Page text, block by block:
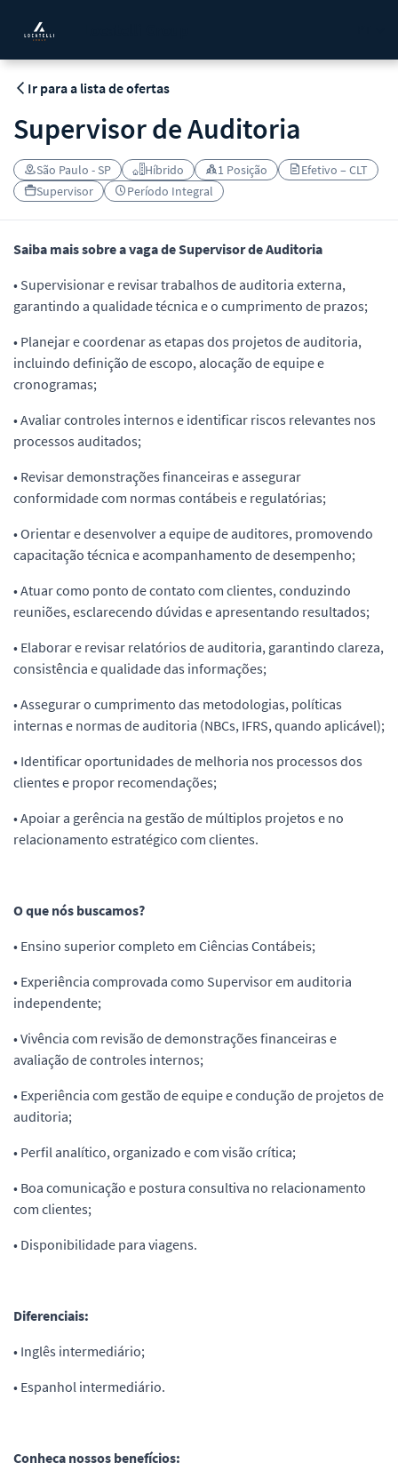
Ir para a lista de ofertas
Supervisor de Auditoria
São Paulo - SP Híbrido 1 Posição
Efetivo – CLT
Supervisor
Período Integral
Saiba mais sobre a vaga de Supervisor de Auditoria
• Supervisionar e revisar trabalhos de auditoria externa,
garantindo a qualidade técnica e o cumprimento de prazos;
• Planejar e coordenar as etapas dos projetos de auditoria,
incluindo definição de escopo, alocação de equipe e
cronogramas;
• Avaliar controles internos e identificar riscos relevantes nos
processos auditados;
• Revisar demonstrações financeiras e assegurar
conformidade com normas contábeis e regulatórias;
• Orientar e desenvolver a equipe de auditores, promovendo
capacitação técnica e acompanhamento de desempenho;
• Atuar como ponto de contato com clientes, conduzindo
reuniões, esclarecendo dúvidas e apresentando resultados;
• Elaborar e revisar relatórios de auditoria, garantindo clareza,
consistência e qualidade das informações;
• Assegurar o cumprimento das metodologias, políticas
internas e normas de auditoria (NBCs, IFRS, quando aplicável);
• Identificar oportunidades de melhoria nos processos dos
clientes e propor recomendações;
• Apoiar a gerência na gestão de múltiplos projetos e no
relacionamento estratégico com clientes.
O que nós buscamos?
• Ensino superior completo em Ciências Contábeis;
• Experiência comprovada como Supervisor em auditoria
independente;
• Vivência com revisão de demonstrações financeiras e
avaliação de controles internos;
• Experiência com gestão de equipe e condução de projetos de
auditoria;
• Perfil analítico, organizado e com visão crítica;
• Boa comunicação e postura consultiva no relacionamento
com clientes;
• Disponibilidade para viagens.
Diferenciais:
• Inglês intermediário;
• Espanhol intermediário.
Conheça nossos benefícios: